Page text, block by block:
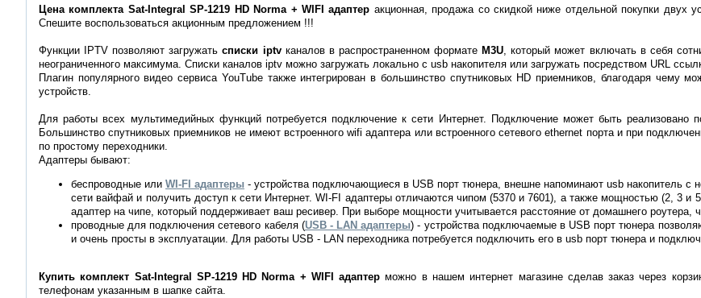
Цена комплекта Sat-Integral SP-1219 HD Norma + WIFI адаптер акционная, продажа со скидкой ниже отдельной покупки двух
Спешите воспользоваться акционным предложением !!!
Функции IPTV позволяют загружатьсписки iptvканалов в распространенном формате M3U, который может включать в себя
неограниченного максимума. Списки каналов iptv можно загружать локально с usb накопителя или загружать посредством URL
Плагин популярного видео сервиса YouTube также интегрирован в большинство спутниковых HD приемников, благодаря чему
устройств.
Для работы всех мультимедийных функций потребуется подключение к сети Интернет. Подключение может быть
Большинство спутниковых приемников не имеют встроенного wifi адаптера или встроенного сетевого ethernet порта и при
по простому переходники.
Адаптеры бывают:
беспроводные или WI-FI адаптеры - устройства подключающиеся в USB порт тюнера, внешне напоминают usb накопитель
сети вайфай и получить доступ к сети Интернет. WI-FI адаптеры отличаются чипом (5370 и 7601), а также мощностью (2, 3 и
адаптер на чипе, который поддерживает ваш ресивер. При выборе мощности учитывается расстояние от домашнего
проводные для подключения сетевого кабеля (USB - LAN адаптеры) - устройства подключаемые в USB порт тюнера
и очень просты в эксплуатации. Для работы USB - LAN переходника потребуется подключить его в usb порт тюнера и
Купить комплект Sat-Integral SP-1219 HD Norma + WIFI адаптер можно в нашем интернет магазине сделав заказ через
телефонам указанным в шапке сайта.